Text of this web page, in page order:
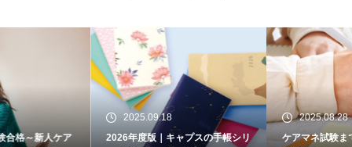
2026年度版｜キャプスの手帳シリ
2025.08.28
ケアマネ試験まで残り2か月！直